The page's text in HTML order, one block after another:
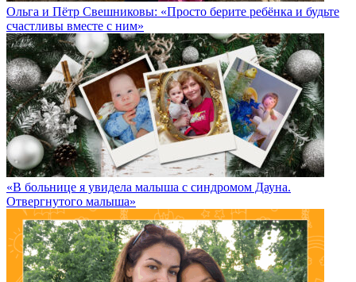
Ольга и Пётр Свешниковы: «Просто берите ребёнка и будьте
счастливы вместе с ним»
«В больнице я увидела малыша с синдромом Дауна.
Отвергнутого малыша»